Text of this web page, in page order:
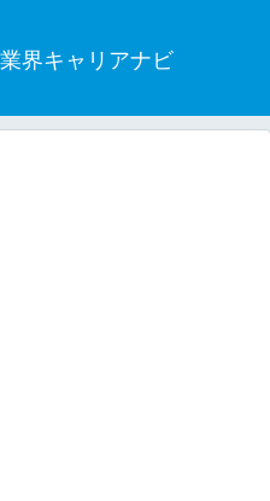
界キャリアナビ